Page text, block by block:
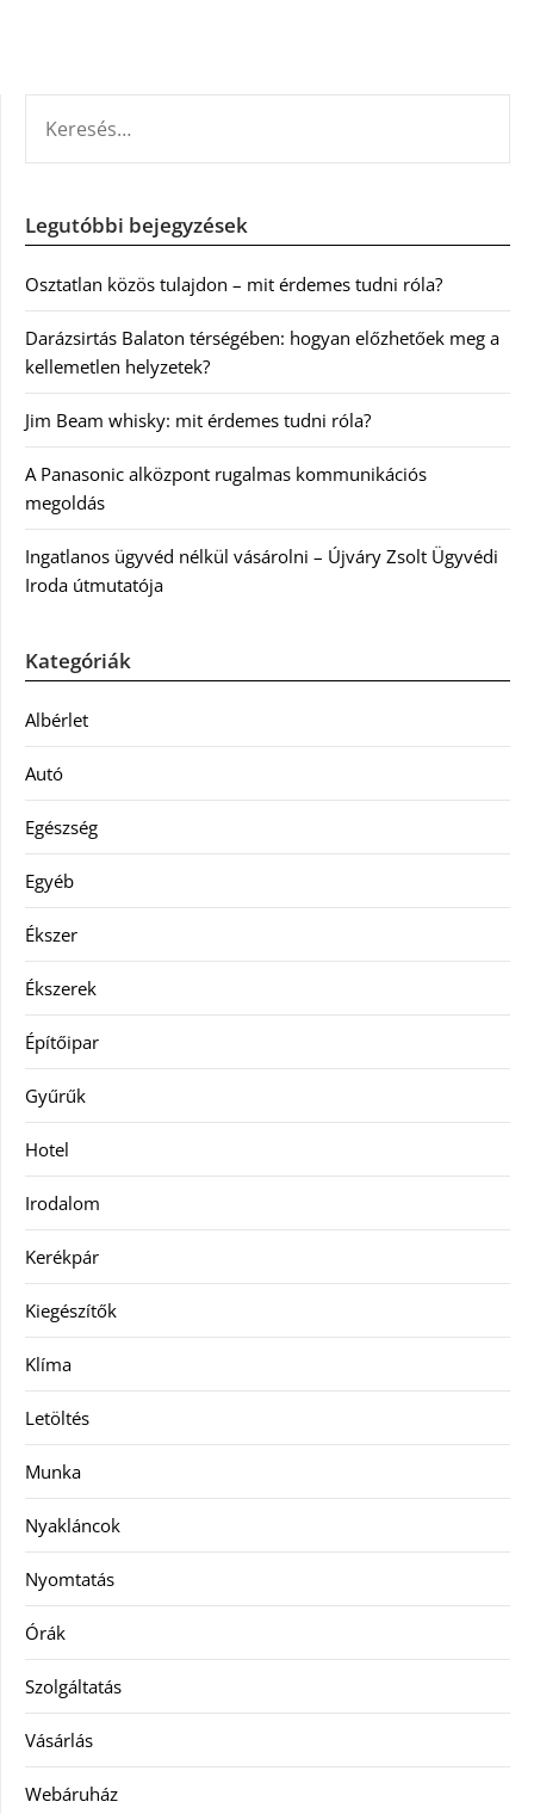
Legutóbbi bejegyzések
Osztatlan közös tulajdon – mit érdemes tudni róla?
Darázsirtás Balaton térségében: hogyan előzhetőek meg a
kellemetlen helyzetek?
Jim Beam whisky: mit érdemes tudni róla?
A Panasonic alközpont rugalmas kommunikációs
megoldás
Ingatlanos ügyvéd nélkül vásárolni – Újváry Zsolt Ügyvédi
Iroda útmutatója
Kategóriák
Albérlet
Autó
Egészség
Egyéb
Ékszer
Ékszerek
Építőipar
Gyűrűk
Hotel
Irodalom
Kerékpár
Kiegészítők
Klíma
Letöltés
Munka
Nyakláncok
Nyomtatás
Órák
Szolgáltatás
Vásárlás
Webáruház